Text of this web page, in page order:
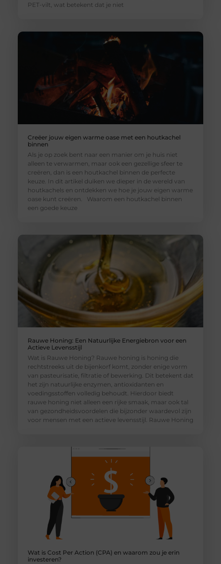
PET-vilt, wat betekent dat je niet
Creëer jouw eigen warme oase met een houtkachel
binnen
Als je op zoek bent naar een manier om je huis niet
alleen te verwarmen, maar ook een gezellige sfeer te
creëren, dan is een houtkachel binnen de perfecte
keuze. In dit artikel duiken we dieper in de wereld van
houtkachels en ontdekken we hoe je jouw eigen warme
oase kunt creëren. Waarom een houtkachel binnen
een goede keuze
Rauwe Honing: Een Natuurlijke Energiebron voor een
Actieve Levensstijl
Wat is Rauwe Honing? Rauwe honing is honing die
rechtstreeks uit de bijenkorf komt, zonder enige vorm
van pasteurisatie, filtratie of bewerking. Dit betekent dat
het zijn natuurlijke enzymen, antioxidanten en
voedingsstoffen volledig behoudt. Hierdoor biedt
rauwe honing niet alleen een rijke smaak, maar ook tal
van gezondheidsvoordelen die bijzonder waardevol zijn
voor mensen met een actieve levensstijl. Rauwe Honing
Wat is Cost Per Action (CPA) en waarom zou je erin
investeren?